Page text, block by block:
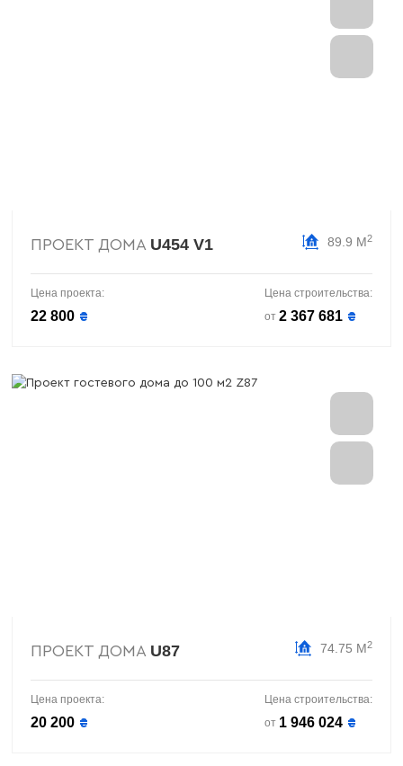
ПРОЕКТ ДОМА U454 V1 89.9 М2
Цена проекта:
22 800 ₴
Цена строительства:
от 2 367 681 ₴
ПРОЕКТ ДОМА U87 74.75 М2
Цена проекта:
20 200 ₴
Цена строительства:
от 1 946 024 ₴